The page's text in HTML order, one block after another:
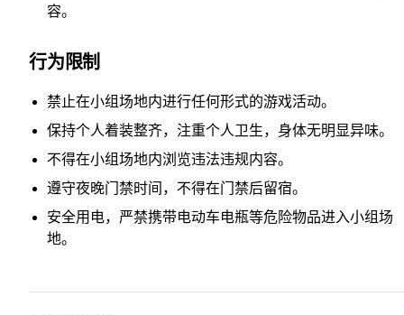
容。
行为限制
禁止在小组场地内进行任何形式的游戏活动。
保持个人着装整齐，注重个人卫生，身体无明显异味。
不得在小组场地内浏览违法违规内容。
遵守夜晚门禁时间，不得在门禁后留宿。
安全用电，严禁携带电动车电瓶等危险物品进入小组场
地。